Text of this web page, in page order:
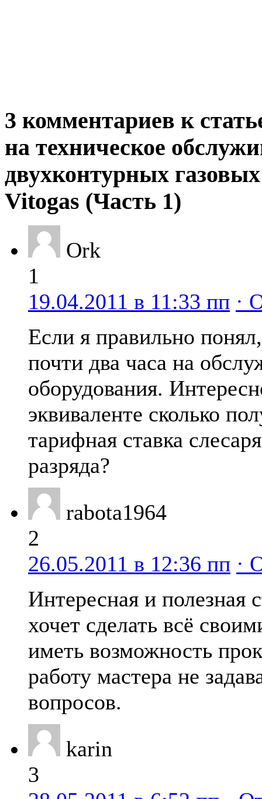
3 комментариев к
на техническое
двухконтурных
Vitogas (Часть 1)
Ork
1
19.04.2011 в 11:33 пп ·
Если я правильно
почти два часа на
оборудования.
эквиваленте сколько
тарифная ставка
разряда?
rabota1964
2
26.05.2011 в 12:36 пп ·
Интересная и полезная
хочет сделать всё
иметь возможность
работу мастера не
вопросов.
karin
3